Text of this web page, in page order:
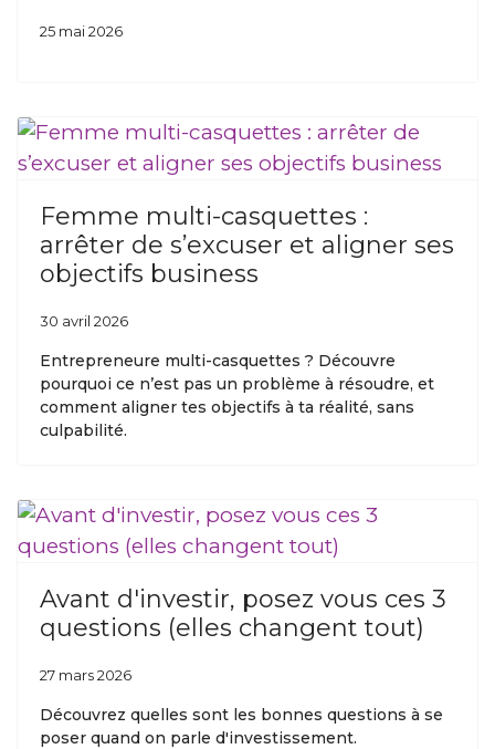
25 mai 2026
Femme multi-casquettes :
arrêter de s’excuser et aligner ses
objectifs business
30 avril 2026
Entrepreneure multi-casquettes ? Découvre
pourquoi ce n’est pas un problème à résoudre, et
comment aligner tes objectifs à ta réalité, sans
culpabilité.
Avant d'investir, posez vous ces 3
questions (elles changent tout)
27 mars 2026
Découvrez quelles sont les bonnes questions à se
poser quand on parle d'investissement.